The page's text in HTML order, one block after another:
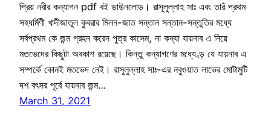
প্রিয় নবীর কন্যাগন pdf বই ডাউনলোড। রাসূলুল্লাহ সাঃ এবং তারঁ প্রথম
সহধর্মিণী খাদীজাতুল কুবরার মিলন-জাত সন্তান সন্তান-সন্তুতির মধ্যে
সর্বপ্রথম কে জন্ম গ্রহন করেন পুত্র কাসেম, না কন্যা যায়নাব এ নিয়ে
মতভেদের কিছুটা অবকাশ রয়েছে। কিন্তু কন্যাগণের মধ্যে ব্ড় যে যায়নাব এ
সম্পর্কে কোনই মতভেদ নেই। রাসূলুল্লাহ সাঃ-এর নবুওয়াত লাভের মোটামুটি
দশ বৎসর পূর্বে যায়নাব জন্ম…
March 31, 2021